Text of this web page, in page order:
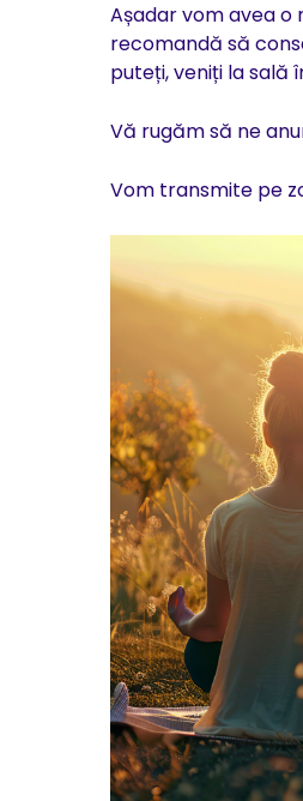
Așadar vom avea o
recomandă să
puteți, veniți la sală
Vă rugăm să ne
Vom transmite pe